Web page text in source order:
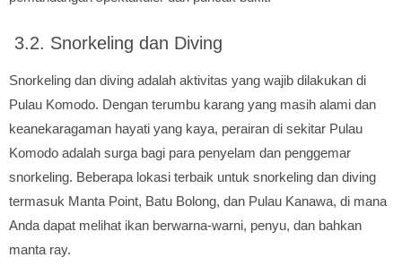
3.2. Snorkeling dan Diving
Snorkeling dan diving adalah aktivitas yang wajib dilakukan di
Pulau Komodo. Dengan terumbu karang yang masih alami dan
keanekaragaman hayati yang kaya, perairan di sekitar Pulau
Komodo adalah surga bagi para penyelam dan penggemar
snorkeling. Beberapa lokasi terbaik untuk snorkeling dan diving
termasuk Manta Point, Batu Bolong, dan Pulau Kanawa, di mana
Anda dapat melihat ikan berwarna-warni, penyu, dan bahkan
manta ray.